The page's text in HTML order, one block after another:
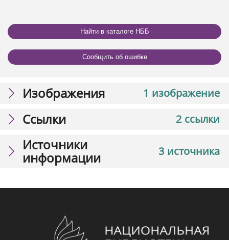
Найти в каталоге НББ
Сообщить об ошибке
1 изображение
Изображения
2 ссылки
Ссылки
3 источника
Источники
информации